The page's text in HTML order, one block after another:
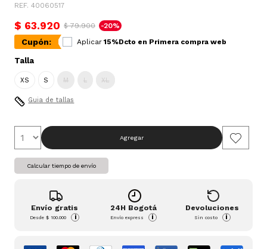
REF. 40060517
$ 63.920 $ 79.900 -20%
Cupón: Aplicar 15%Dcto en Primera compra web
Talla
XS S M L XL
Guia de tallas
Agregar
Calcular tiempo de envío
Envío gratis
Desde$ 100.000 i
24H Bogotá
Envío express i
Devoluciones
Sin costo i